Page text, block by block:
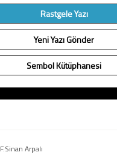
Rastgele Yazı
Yeni Yazı Gönder
Sembol Kütüphanesi
F.Sinan Arpalı